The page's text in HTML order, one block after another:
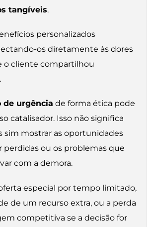
tangíveis.
personalizados
os diretamente às dores
o cliente compartilhou
de urgência de forma ética pode
catalisador. Isso não significa
sim mostrar as oportunidades
perdidas ou os problemas que
com a demora.
especial por tempo limitado,
de um recurso extra, ou a perda
competitiva se a decisão for